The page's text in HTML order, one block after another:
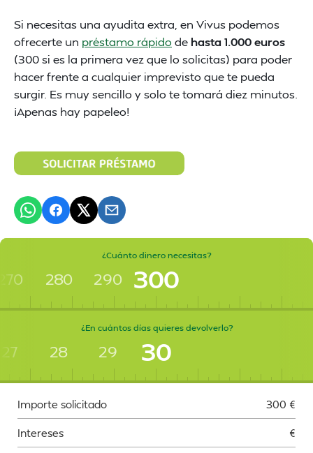
Si necesitas una ayudita extra, en Vivus podemos
ofrecerte un préstamo rápido de hasta 1.000 euros
(300 si es la primera vez que lo solicitas) para poder
hacer frente a cualquier imprevisto que te pueda
surgir. Es muy sencillo y solo te tomará diez minutos.
¡Apenas hay papeleo!
¿Cuánto dinero necesitas?
280 290 300
¿En cuántos días quieres devolverlo?
27 28 29 30
Importe solicitado 300 €
Intereses €